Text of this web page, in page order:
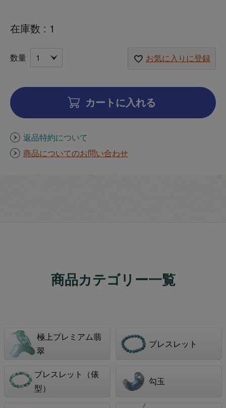
在庫数 1
お気に入りに登録
カートに入れる
返品特約について
商品についてのお問い合わせ
商品カテゴリー一覧
極上プレミアム翡
翠
ブレスレット
ブレスレット（俵
型）
勾玉